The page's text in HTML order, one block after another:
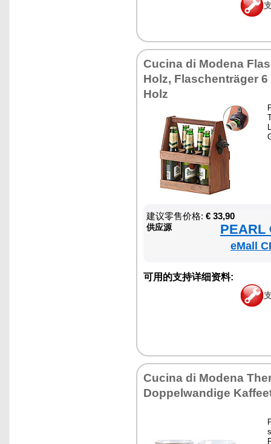
Cucina di Modena
Holz, Flaschenträger
Holz
建议零售价格: € 33,90
供应源 PEARL
eMall
可用的支持详细资料:
Cucina di Modena
Doppelwandige